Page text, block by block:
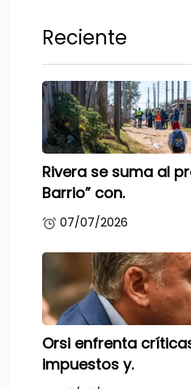
Reciente
Rivera se suma al
Barrio” con.
07/07/2026
Orsi enfrenta
impuestos y.